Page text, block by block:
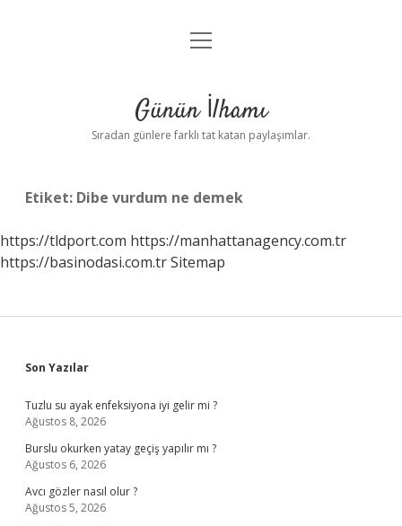
Anasayfa
Yasal Uyarı
menüyü
Günün İlhamı
Sıradan günlere farklı tat katan paylaşımlar.
Etiket: Dibe vurdum ne demek
https://tldport.com https://manhattanagency.com.tr
https://basinodasi.com.trSitemap
Sidebar
Son Yazılar
Tuzlu su ayak enfeksiyona iyi gelir mi ?
Ağustos 8, 2026
Burslu okurken yatay geçiş yapılır mı ?
Ağustos 6, 2026
Avcı gözler nasıl olur ?
Ağustos 5, 2026